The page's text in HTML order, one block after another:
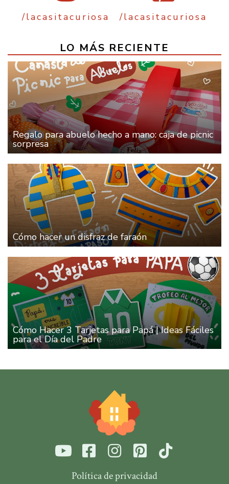
/lacasitacuriosa /lacasitacuriosa
LO MÁS RECIENTE
Regalo para abuelo hecho a mano: caja de picnic
sorpresa
Cómo hacer un disfraz de faraón
Cómo Hacer 3 Tarjetas para Papá | Ideas Fáciles
para el Día del Padre
Política de privacidad